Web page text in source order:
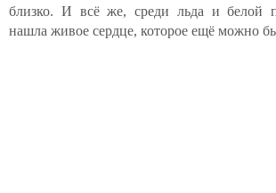
близко. И всё же, среди льда и белой
нашла живое сердце, которое ещё можно